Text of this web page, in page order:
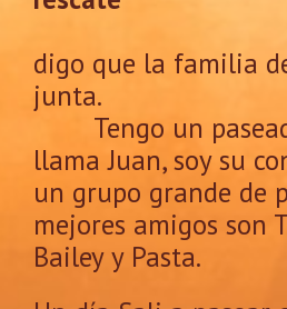
digo que la familia
junta.
Tengo un
llama Juan, soy su
un grupo grande de
mejores amigos son
Bailey y Pasta.